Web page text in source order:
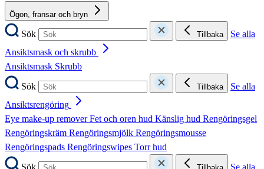
Ögon, fransar och bryn
Sök Tillbaka
Se alla
Ansiktsmask och skrubb
Ansiktsmask Skrubb
Sök
Tillbaka
Se alla
Ansiktsrengöring
Eye make-up removerFet och oren hud Känslig hud Rengöringsgel
Rengöringskräm Rengöringsmjölk Rengöringsmousse
Rengöringspads Rengöringswipes Torr hud